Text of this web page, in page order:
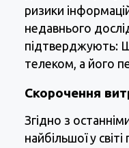
ризики
недавнього
підтверджують:
телеком, а його
Скорочення
Згідно з
найбільшої у